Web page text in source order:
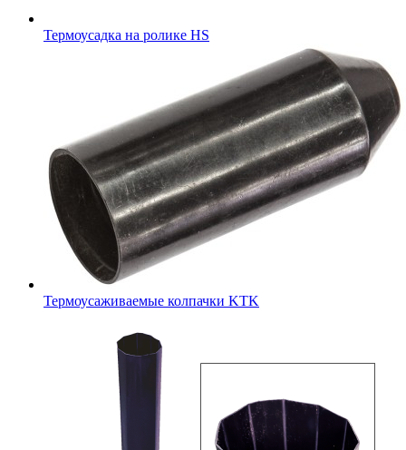
Термоусадка на ролике HS
Термоусаживаемые колпачки KTK